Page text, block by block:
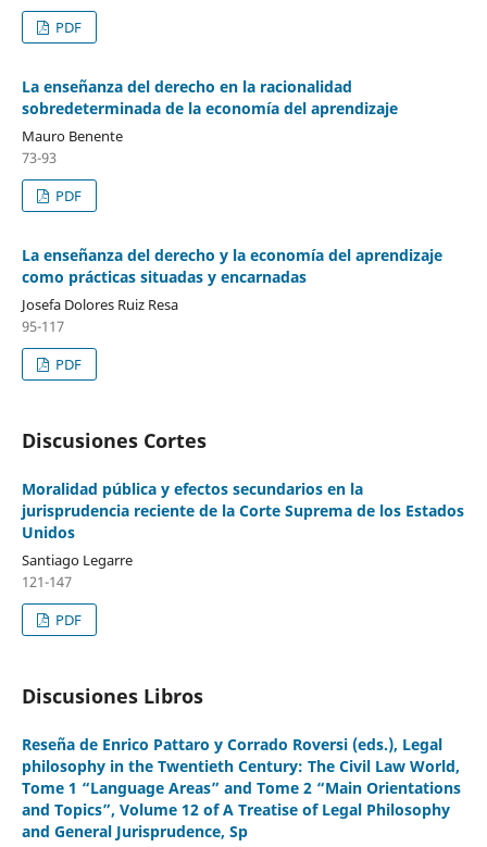
PDF
La enseñanza del derecho en la racionalidad
sobredeterminada de la economía del aprendizaje
Mauro Benente
73-93
PDF
La enseñanza del derecho y la economía del aprendizaje
como prácticas situadas y encarnadas
Josefa Dolores Ruiz Resa
95-117
PDF
Discusiones Cortes
Moralidad pública y efectos secundarios en la
jurisprudencia reciente de la Corte Suprema de los Estados
Unidos
Santiago Legarre
121-147
PDF
Discusiones Libros
Reseña de Enrico Pattaro y Corrado Roversi (eds.), Legal
philosophy in the Twentieth Century: The Civil Law World,
Tome 1 “Language Areas” and Tome 2 “Main Orientations
and Topics”, Volume 12 of A Treatise of Legal Philosophy
and General Jurisprudence, Sp